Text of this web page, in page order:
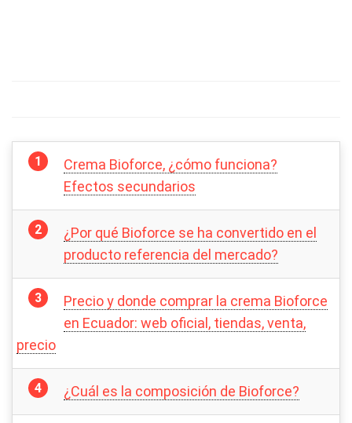
Crema Bioforce, ¿cómo funciona?
Efectos secundarios
¿Por qué Bioforce se ha convertido en el
producto referencia del mercado?
Precio y donde comprar la crema Bioforce
en Ecuador: web oficial, tiendas, venta,
precio
¿Cuál es la composición de Bioforce?